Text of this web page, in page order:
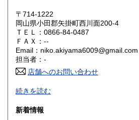
岡山県
山口県 350円
香川県 350円 愛媛
高知県 350円
佐賀県
〒714-1222
岡山県小田郡矢掛町西川面200-4
ＴＥＬ：0866-84-0487
ＦＡＸ：--
Email：niko.akiyama6009@gmail.com
担当者：-
店舗へのお問い合わせ
To our international customers: Please
purchase via ZenMarket for safe and
https://zenplus.jp/
続きを読む
新着情報